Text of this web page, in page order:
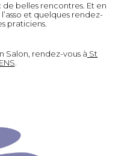
belles rencontres. Et en
et quelques rendez-
praticiens.
Salon, rendez-vous à St